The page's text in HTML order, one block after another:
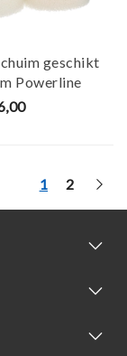
geschikt
Powerline
Modul
1 2